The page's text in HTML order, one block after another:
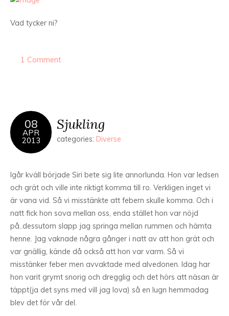
Vad tycker ni?
1 Comment
08
APR
2013
Sjukling
categories: Diverse
Igår kväll började Siri bete sig lite annorlunda. Hon var ledsen
och grät och ville inte riktigt komma till ro. Verkligen inget vi
är vana vid. Så vi misstänkte att febern skulle komma. Och i
natt fick hon sova mellan oss, enda stället hon var nöjd
på..dessutom slapp jag springa mellan rummen och hämta
henne. Jag vaknade några gånger i natt av att hon grät och
var gnällig, kände då också att hon var varm. Så vi
misstänker feber men avvaktade med alvedonen. Idag har
hon varit grymt snorig och dregglig och det hörs att näsan är
täppt(ja det syns med vill jag lova) så en lugn hemmadag
blev det för vår del.